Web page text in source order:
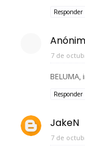
Responder
7 de
Responder
JakeN
7 de